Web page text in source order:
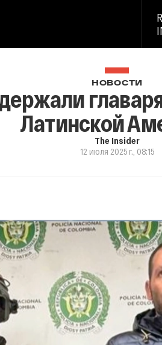
НОВОСТИ
Латинской
The Insider
12 июля 2025 г., 08:15